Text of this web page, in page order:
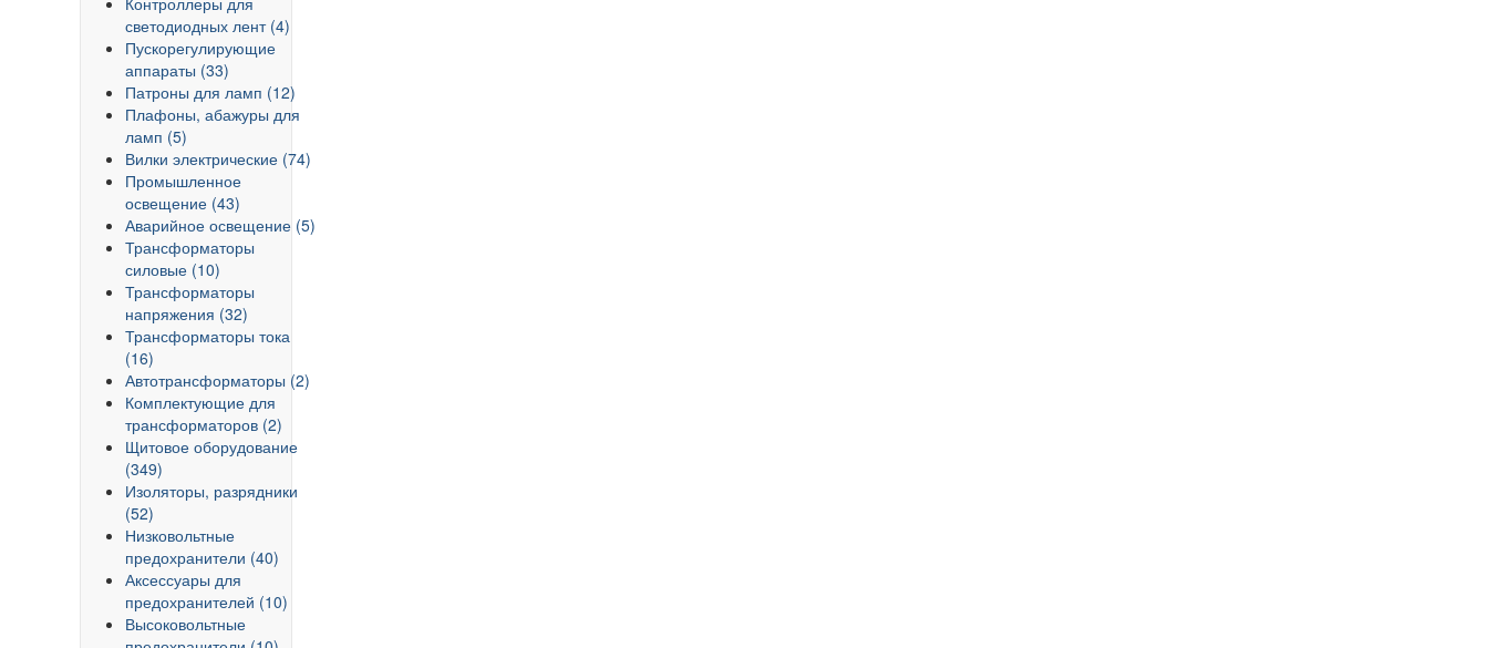
светодиодных лент (4)
Пускорегулирующие
аппараты (33)
Патроны для ламп (12)
Плафоны, абажуры для
ламп (5)
Вилки электрические (74)
Промышленное
освещение (43)
Аварийное освещение (5)
Трансформаторы
силовые (10)
Трансформаторы
напряжения (32)
Трансформаторы тока
(16)
Автотрансформаторы (2)
Комплектующие для
трансформаторов (2)
Щитовое оборудование
(349)
Изоляторы, разрядники
(52)
Низковольтные
предохранители (40)
Аксессуары для
предохранителей (10)
Высоковольтные